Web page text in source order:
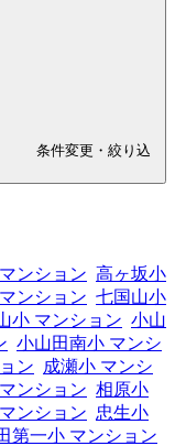
条件変更・絞り込
ンション 高ヶ坂小
ンション 七国山小
小 マンション 小山
小山田南小 マンシ
ン
成瀬小 マンシ
ンション 相原小
ンション 忠生小
第一小 マンション